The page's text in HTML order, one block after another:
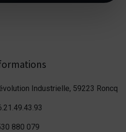
Industrielle, 59223 Roncq
880 079